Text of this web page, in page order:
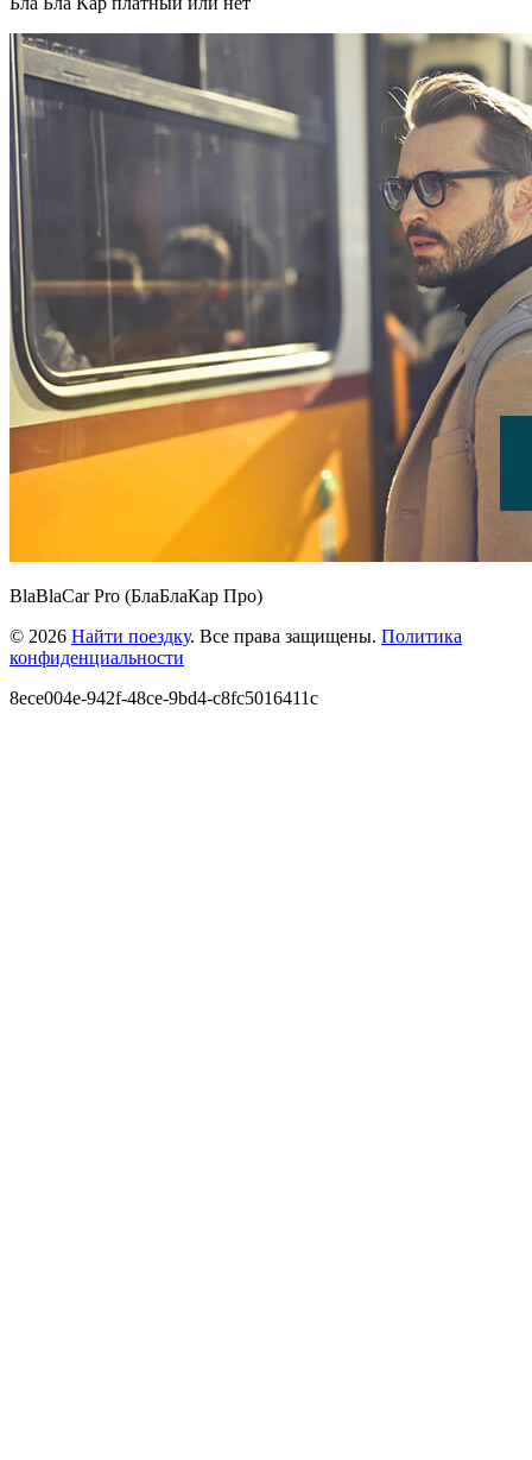
BlaBlaCar Pro (БлаБлаКар Про)
© 2026 Найти поездку. Все права защищены. Политика
конфиденциальности
8ece004e-942f-48ce-9bd4-c8fc5016411c